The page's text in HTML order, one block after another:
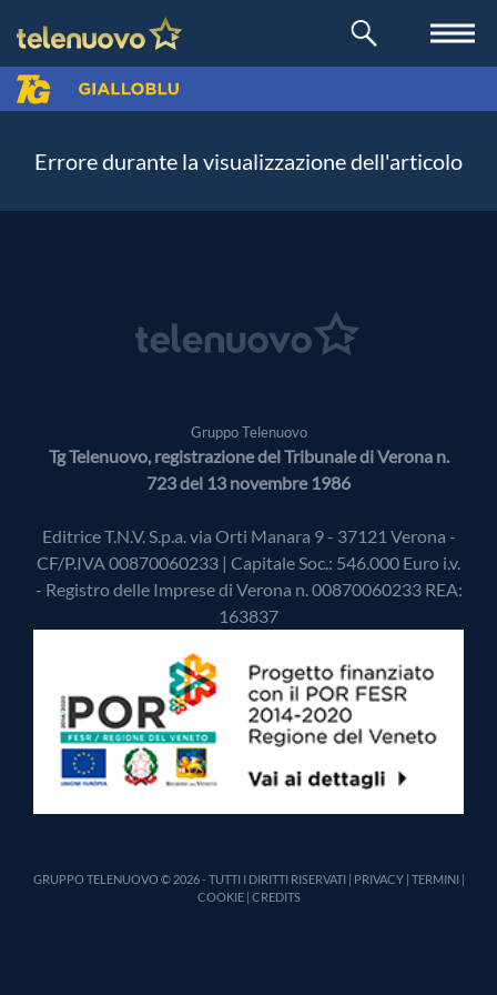
Errore durante la visualizzazione dell'articolo
Gruppo Telenuovo
Tg Telenuovo, registrazione del Tribunale di Verona n.
723 del 13 novembre 1986
Editrice T.N.V. S.p.a. via Orti Manara 9 - 37121 Verona -
CF/P.IVA 00870060233 | Capitale Soc.: 546.000 Euro i.v.
- Registro delle Imprese di Verona n. 00870060233 REA:
163837
GRUPPO TELENUOVO © 2026 - TUTTI I DIRITTI RISERVATI | PRIVACY| TERMINI|
COOKIE| CREDITS